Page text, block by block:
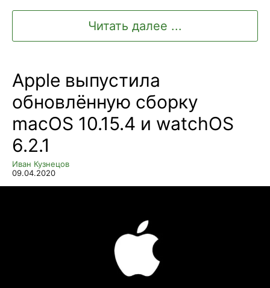
Читать далее ...
Apple выпустила
обновлённую сборку
macOS 10.15.4 и watchOS
6.2.1
Иван Кузнецов
09.04.2020